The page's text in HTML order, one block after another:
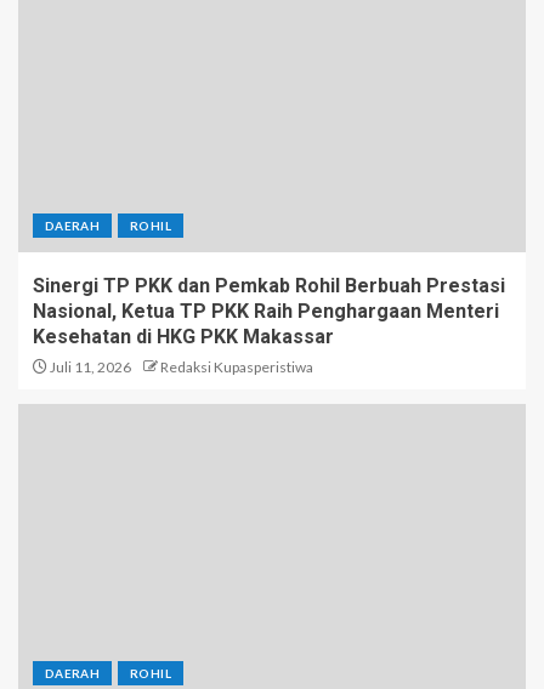
DAERAH ROHIL
Sinergi TP PKK dan Pemkab Rohil Berbuah Prestasi
Nasional, Ketua TP PKK Raih Penghargaan Menteri
Kesehatan di HKG PKK Makassar
Juli 11, 2026 Redaksi Kupasperistiwa
DAERAH ROHIL